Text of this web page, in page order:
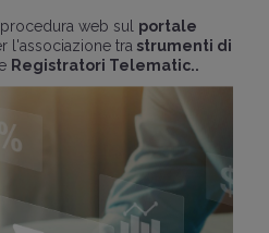
web sul portale
l'associazione tra strumenti di
Registratori Telematic..